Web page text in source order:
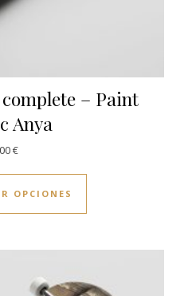
– Paint
Anya
€
OPCIONES
Este producto